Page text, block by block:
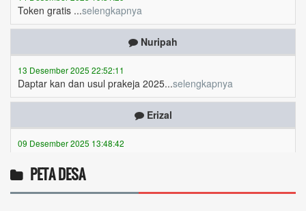
Nuripah
Daptar kan dan usul prakeja 2025...selengkapnya
Erizal
Token listrik...selengkapnya
06 Desember 2025 18:38:17
PETA DESA